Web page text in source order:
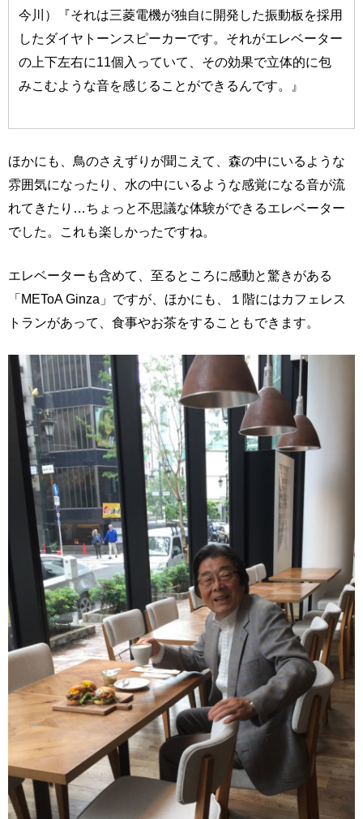
今川）『それは三菱電機が独自に開発した振動板を採用
したダイヤトーンスピーカーです。それがエレベーター
の上下左右に11個入っていて、その効果で立体的に包
みこむような音を感じることができるんです。』
ほかにも、鳥のさえずりが聞こえて、森の中にいるような
雰囲気になったり、水の中にいるような感覚になる音が流
れてきたり…ちょっと不思議な体験ができるエレベーター
でした。これも楽しかったですね。
エレベーターも含めて、至るところに感動と驚きがある
「METoA Ginza」ですが、ほかにも、１階にはカフェレス
トランがあって、食事やお茶をすることもできます。